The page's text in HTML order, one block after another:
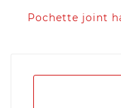
Pochette joint